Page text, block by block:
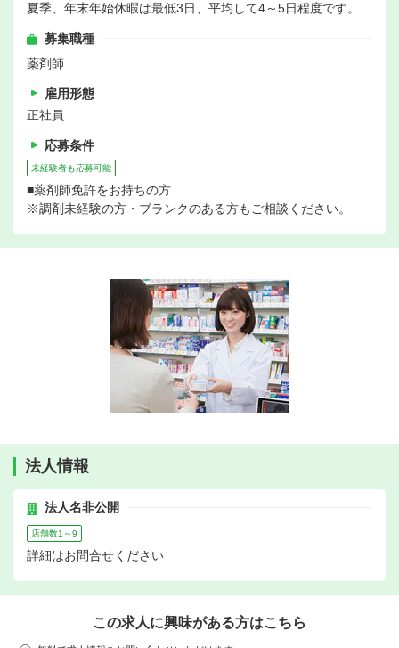
夏季、年末年始休暇は最低3日、平均して4～5日程度です。
募集職種
薬剤師
雇用形態
正社員
応募条件
未経験者も応募可能
■薬剤師免許をお持ちの方
※調剤未経験の方・ブランクのある方もご相談ください。
法人情報
法人名非公開
店舗数1～9
詳細はお問合せください
この求人に興味がある方はこちら